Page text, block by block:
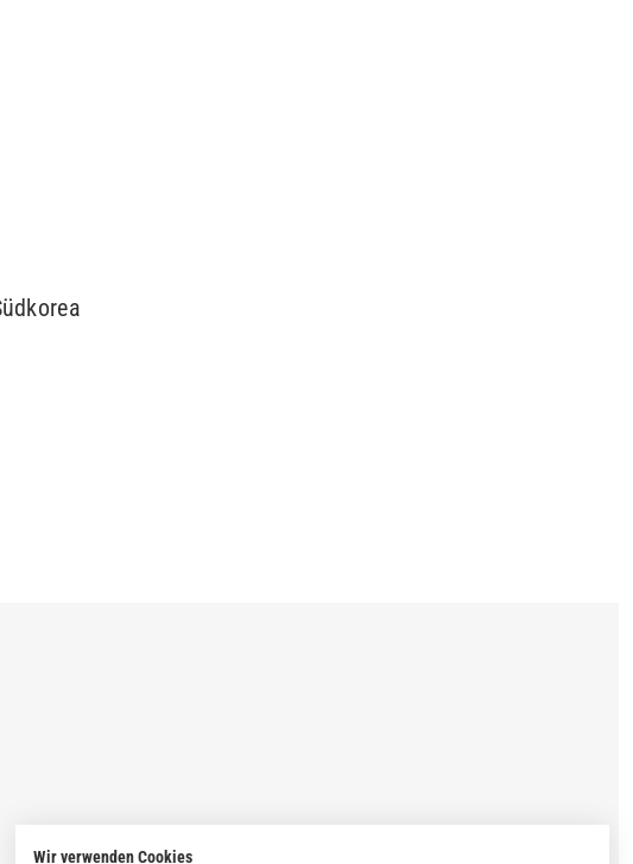
Wir verwenden Cookies